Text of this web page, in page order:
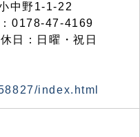
中野1-1-22
0178-47-4169
日：日曜・祝日
index.html